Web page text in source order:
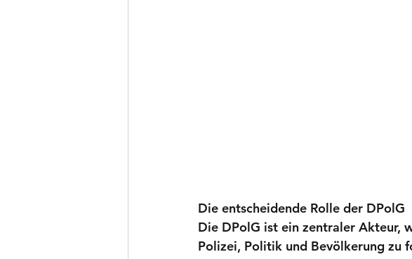
Die entscheidende Rolle der DPolG
Die DPolG ist ein zentraler Akteur,
Polizei, Politik und Bevölkerung zu